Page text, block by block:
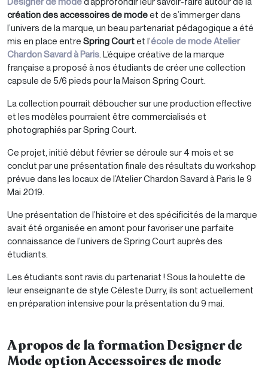
création des accessoires de modeet de s’immerger dans
l’univers de la marque, un beau partenariat pédagogique a été
mis en place entre Spring Courtet l’école de mode Atelier
Chardon Savard à Paris. L’équipe créative de la marque
française a proposé à nos étudiants de créer une collection
capsule de 5/6 pieds pour la Maison Spring Court.
La collection pourrait déboucher sur une production effective
et les modèles pourraient être commercialisés et
photographiés par Spring Court.
Ce projet, initié début février se déroule sur 4 mois et se
conclut par une présentation finale des résultats du workshop
prévue dans les locaux de l’Atelier Chardon Savard à Paris le 9
Mai 2019.
Une présentation de l’histoire et des spécificités de la marque
avait été organisée en amont pour favoriser une parfaite
connaissance de l’univers de Spring Court auprès des
étudiants.
Les étudiants sont ravis du partenariat ! Sous la houlette de
leur enseignante de style Céleste Durry, ils sont actuellement
en préparation intensive pour la présentation du 9 mai.
A propos de la formation Designer de
Mode option Accessoires de mode